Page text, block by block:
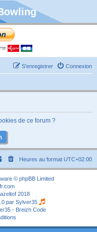
Connexion
S’enregistrer
de ce forum ?
Heures au format UTC+02:00
© phpBB Limited
2018
par Sylver35
- Breizh Code